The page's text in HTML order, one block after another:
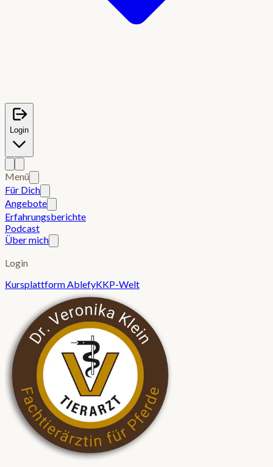
Login
Menü
Für Dich
Angebote
Erfahrungsberichte
Podcast
Über mich
Login
Kursplattform AblefyKKP-Welt